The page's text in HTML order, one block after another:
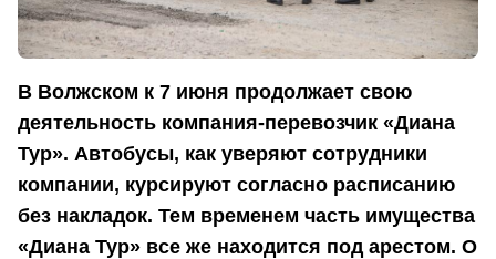
В Волжском к 7 июня продолжает свою
деятельность компания-перевозчик «Диана
Тур». Автобусы, как уверяют сотрудники
компании, курсируют согласно расписанию
без накладок. Тем временем часть имущества
«Диана Тур» все же находится под арестом. О